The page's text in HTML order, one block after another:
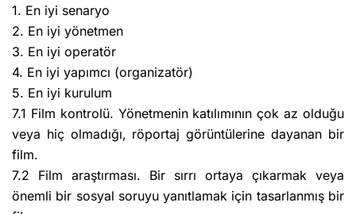
1. En iyi senaryo
2. En iyi yönetmen
3. En iyi operatör
4. En iyi yapımcı (organizatör)
5. En iyi kurulum
7.1 Film kontrolü. Yönetmenin katılımının çok az olduğu
veya hiç olmadığı, röportaj görüntülerine dayanan bir
film.
7.2 Film araştırması. Bir sırrı ortaya çıkarmak veya
önemli bir sosyal soruyu yanıtlamak için tasarlanmış bir